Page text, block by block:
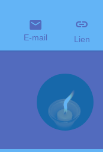
E-mail Lien